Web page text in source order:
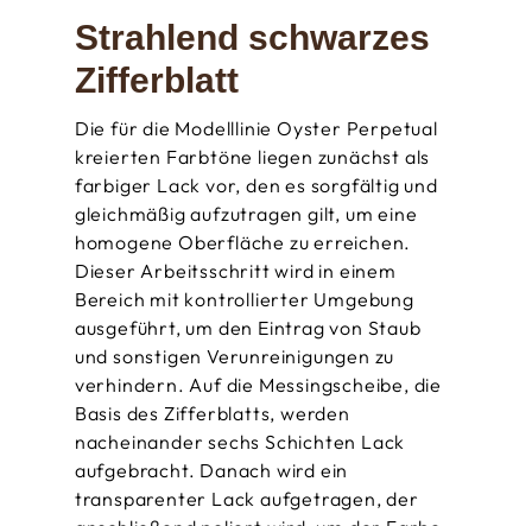
Strahlend schwarzes
Zifferblatt
Die für die Modelllinie Oyster Perpetual
kreierten Farbtöne liegen zunächst als
farbiger Lack vor, den es sorgfältig und
gleichmäßig aufzutragen gilt, um eine
homogene Oberfläche zu erreichen.
Dieser Arbeitsschritt wird in einem
Bereich mit kontrollierter Umgebung
ausgeführt, um den Eintrag von Staub
und sonstigen Verunreinigungen zu
verhindern. Auf die Messingscheibe, die
Basis des Zifferblatts, werden
nacheinander sechs Schichten Lack
aufgebracht. Danach wird ein
transparenter Lack aufgetragen, der